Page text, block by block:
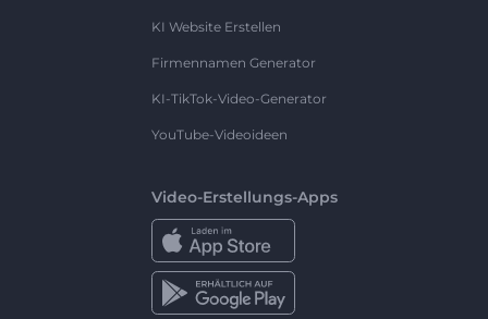
KI Website Erstellen
Firmennamen Generator
KI-TikTok-Video-Generator
YouTube-Videoideen
Video-Erstellungs-Apps